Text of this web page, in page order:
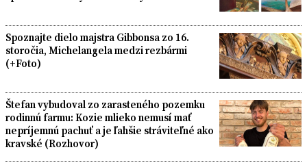
Spoznajte dielo majstra Gibbonsa zo 16.
storočia, Michelangela medzi rezbármi
(+Foto)
Štefan vybudoval zo zarasteného pozemku
rodinnú farmu: Kozie mlieko nemusí mať
nepríjemnú pachuť a je ľahšie stráviteľné ako
kravské (Rozhovor)